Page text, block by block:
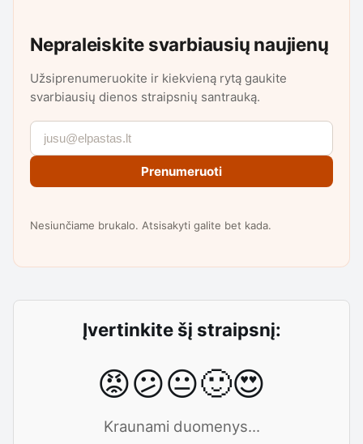
Nepraleiskite svarbiausių naujienų
Užsiprenumeruokite ir kiekvieną rytą gaukite
svarbiausių dienos straipsnių santrauką.
Prenumeruoti
Nesiunčiame brukalo. Atsisakyti galite bet kada.
Įvertinkite šį straipsnį:
😡😕😐🙂😍
Kraunami duomenys...